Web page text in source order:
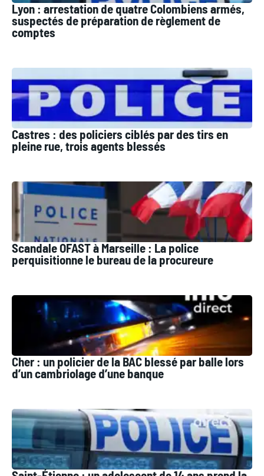
Lyon : arrestation de quatre Colombiens armés,
suspectés de préparation de règlement de
comptes
Castres : des policiers ciblés par des tirs en
pleine rue, trois agents blessés
Scandale OFAST à Marseille : La police
perquisitionne le bureau de la procureure
Cher : un policier de la BAC blessé par balle lors
d’un cambriolage d’une banque